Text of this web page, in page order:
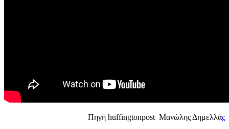
Πηγή huffingtonpost Μανώλης Δημελλάς